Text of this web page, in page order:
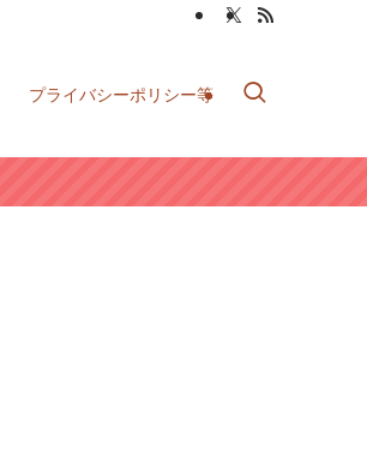
プライバシーポリシー等